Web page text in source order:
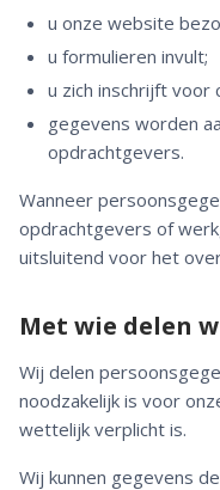
u onze website
u formulieren invult;
u zich inschrijft voor
gegevens worden
opdrachtgevers.
Wanneer
opdrachtgevers of
uitsluitend voor het
Met wie delen
Wij delen
noodzakelijk is voor
wettelijk verplicht is.
Wij kunnen gegevens